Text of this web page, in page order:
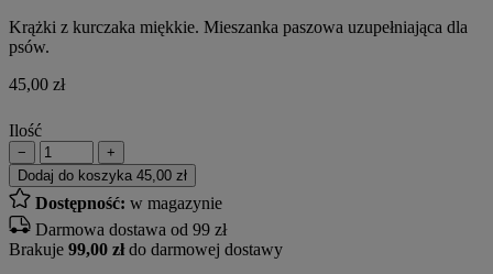
Krążki z kurczaka miękkie. Mieszanka paszowa uzupełniająca dla
psów.
45,00 zł
Ilość
−
+
Dodaj do koszyka 45,00 zł
Dostępność: w magazynie
Darmowa dostawa od 99 zł
Brakuje 99,00 złdo darmowej dostawy